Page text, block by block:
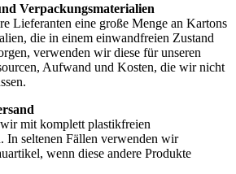
Verpackungsmaterialien
Lieferanten eine große Menge an Kartons
die in einem einwandfreien Zustand
verwenden wir diese für unseren
Aufwand und Kosten, die wir nicht
mit komplett plastikfreien
In seltenen Fällen verwenden wir
wenn diese andere Produkte